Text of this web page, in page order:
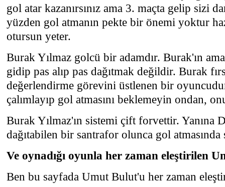
gol atar kazanırsınız ama 3. maçta gelip sizi
yüzden gol atmanın pekte bir önemi yoktur
otursun yeter.
Burak Yılmaz golcü bir adamdır. Burak'ın
gidip pas alıp pas dağıtmak değildir. Burak
değerlendirme görevini üstlenen bir
çalımlayıp gol atmasını beklemeyin ondan,
Burak Yılmaz'ın sistemi çift forvettir. Yanına
dağıtabilen bir santrafor olunca gol
Ve oynadığı oyunla her zaman eleştirilen
Ben bu sayfada Umut Bulut'u her zaman